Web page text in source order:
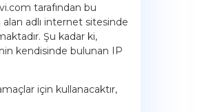
tarafından bu
adlı internet sitesinde
Şu kadar ki,
kendisinde bulunan IP
için kullanacaktır,